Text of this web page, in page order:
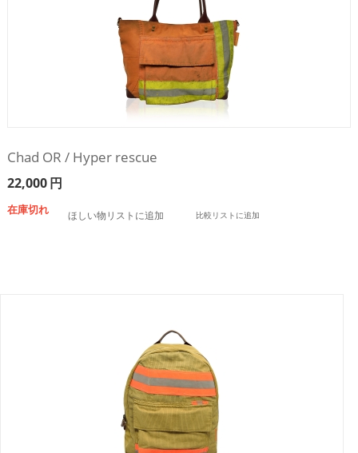
Chad OR / Hyper rescue
22,000円
在庫切れ ほしい物リストに追加 比較リストに追加